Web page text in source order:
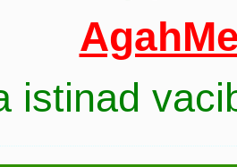
istinad